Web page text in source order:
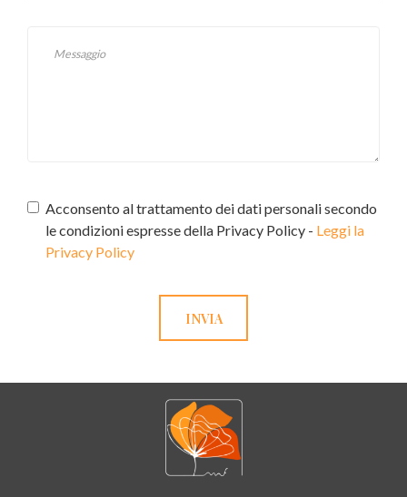
Acconsento al trattamento dei dati personali secondo
le condizioni espresse della Privacy Policy - Leggi la
Privacy Policy